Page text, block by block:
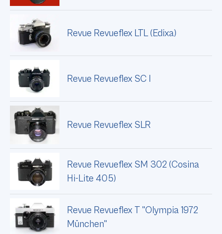
Revue Revueflex LTL (Edixa)
Revue Revueflex SC I
Revue Revueflex SLR
Revue Revueflex SM 302 (Cosina
Hi-Lite 405)
Revue Revueflex T "Olympia 1972
München"